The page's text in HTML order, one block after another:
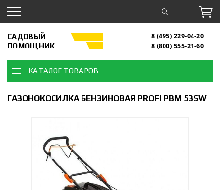
САДОВЫЙ
ПОМОЩНИК
8 (495) 229-04-20
8 (800) 555-21-60
КАТАЛОГ ТОВАРОВ
ГАЗОНОКОСИЛКА БЕНЗИНОВАЯ PROFI PBM 53SW